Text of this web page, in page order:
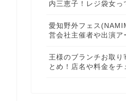
内三恵子！レジ袋女っ
愛知野外フェス
営会社主催者や出演ア
王様のブランチお取り
とめ！店名や料金をチ